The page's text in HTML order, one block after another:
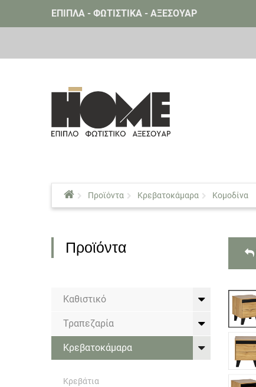
ΕΠΙΠΛΑ - ΦΩΤΙΣΤΙΚΑ - ΑΞΕΣΟΥΑΡ
Προϊόντα Κρεβατοκάμαρα Κομοδίνα
Προϊόντα
Καθιστικό
Τραπεζαρία
Κρεβατοκάμαρα
Κρεβάτια